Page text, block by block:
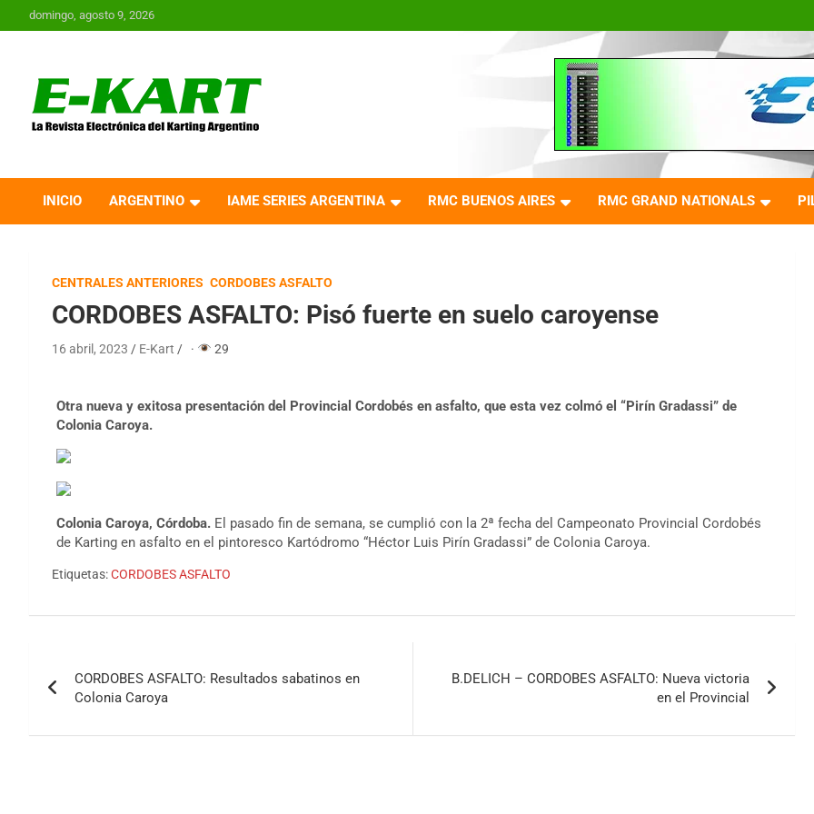
Saltar
al
domingo, agosto 9, 2026
Revista Electrónica del
INICIO ARGENTINO IAME SERIES ARGENTINA RMC BUENOS AIRES RMC GRAND NATIONALS
CENTRALES ANTERIORES CORDOBES ASFALTO
CORDOBES ASFALTO: Pisó fuerte en suelo caroyense
16 abril, 2023 E-Kart · 29
Otra nueva y exitosa presentación del Provincial Cordobés en asfalto, que esta vez colmó el “Pirín Gradassi” de
Colonia Caroya.
Colonia Caroya, Córdoba. El pasado fin de semana, se cumplió con la 2ª fecha del Campeonato Provincial Cordobés
de Karting en asfalto en el pintoresco Kartódromo “Héctor Luis Pirín Gradassi” de Colonia Caroya.
Etiquetas:CORDOBES ASFALTO
de
entradas
CORDOBES ASFALTO: Resultados sabatinos en
Colonia Caroya
B.DELICH – CORDOBES ASFALTO: Nueva victoria
en el Provincial